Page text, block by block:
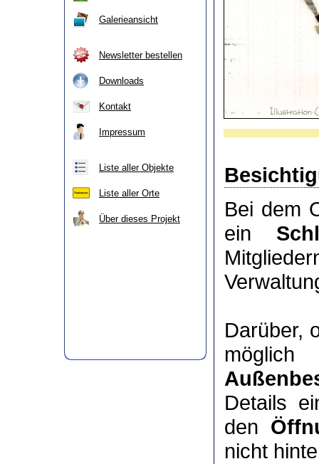
Galerieansicht
Newsletter bestellen
Downloads
Kontakt
Impressum
Liste aller Objekte
Liste aller Orte
Über dieses Projekt
Bei dem
ein
Darüber,
Details
den
nicht